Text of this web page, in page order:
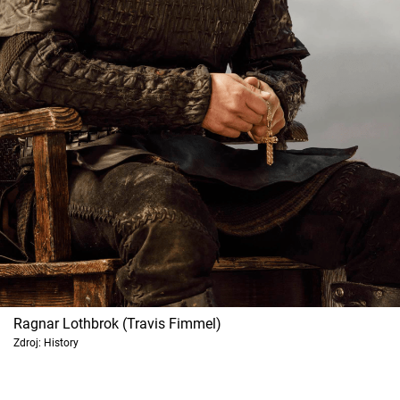
Cool Esport
Pořady
TV Program
Sledujte prima+
Přihlášení
Sledujte nás
Ragnar Lothbrok (Travis Fimmel)
Zdroj: History